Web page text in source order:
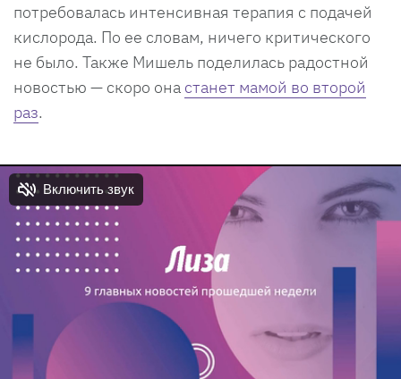
потребовалась интенсивная терапия с подачей
кислорода. По ее словам, ничего критического
не было. Также Мишель поделилась радостной
новостью — скоро она станет мамой во второй
раз.